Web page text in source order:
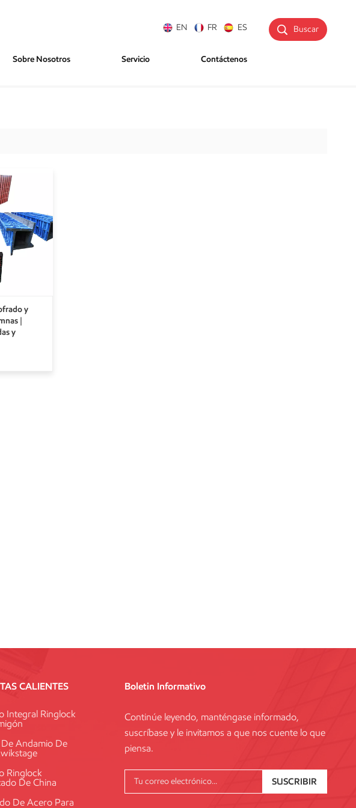
Buscar
EN FR ES
Sobre Nosotros Servicio Contáctenos
y
|
y
CALIENTES
Integral Ringlock
De Andamio De
Ringlock
De China
De Acero Para
Boletin Informativo
Continúe leyendo, manténgase informado,
suscríbase y le invitamos a que nos cuente lo que
piensa.
SUSCRIBIR